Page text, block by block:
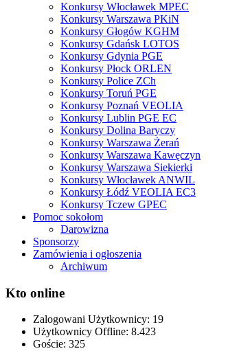
Konkursy Włocławek MPEC
Konkursy Warszawa PKiN
Konkursy Głogów KGHM
Konkursy Gdańsk LOTOS
Konkursy Gdynia PGE
Konkursy Płock ORLEN
Konkursy Police ZCh
Konkursy Toruń PGE
Konkursy Poznań VEOLIA
Konkursy Lublin PGE EC
Konkursy Dolina Baryczy
Konkursy Warszawa Żerań
Konkursy Warszawa Kawęczyn
Konkursy Warszawa Siekierki
Konkursy Włocławek ANWIL
Konkursy Łódź VEOLIA EC3
Konkursy Tczew GPEC
Pomoc sokołom
Darowizna
Sponsorzy
Zamówienia i ogłoszenia
Archiwum
Kto online
Zalogowani Użytkownicy: 19
Użytkownicy Offline: 8.423
Goście: 325